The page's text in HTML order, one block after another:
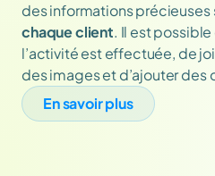
des informations précieuses
chaque client. Il est
l’activité est effectuée, de
des images et d’ajouter des
En savoir plus